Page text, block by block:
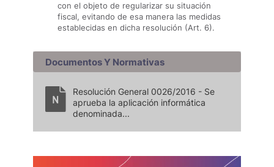
con el objeto de regularizar su situación
fiscal, evitando de esa manera las medidas
establecidas en dicha resolución (Art. 6).
Documentos Y Normativas
Resolución General 0026/2016 - Se
aprueba la aplicación informática
denominada...